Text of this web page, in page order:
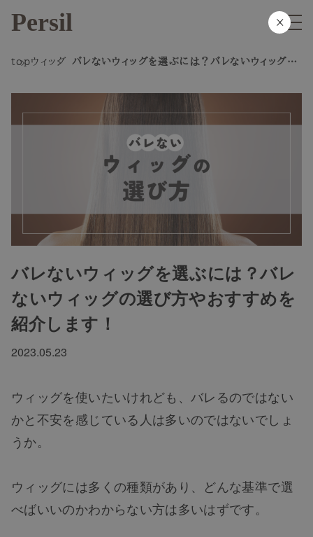
Persil
topウィッグ
バレないウィッグを選ぶには？バレないウィッグの
バレないウィッグを選ぶには？バレ
ないウィッグの選び方やおすすめを
紹介します！
2023.05.23
ウィッグを使いたいけれども、バレるのではない
かと不安を感じている人は多いのではないでしょ
うか。
ウィッグには多くの種類があり、どんな基準で選
べばいいのかわからない方は多いはずです。
×